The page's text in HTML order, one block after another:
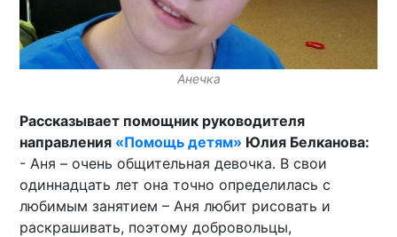
Анечка
Рассказывает помощник руководителя
направления «Помощь детям» Юлия Белканова:
- Аня – очень общительная девочка. В свои
одиннадцать лет она точно определилась с
любимым занятием – Аня любит рисовать и
раскрашивать, поэтому добровольцы,